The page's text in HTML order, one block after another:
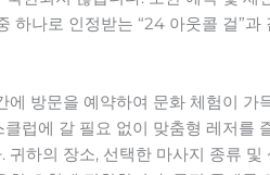
나로 인정받는 “24 아웃콜 걸”과
방문을 예약하여 문화 체험이 가
럽에 갈 필요 없이 맞춤형 레저를
하의 장소, 선택한 마사지 종류 및